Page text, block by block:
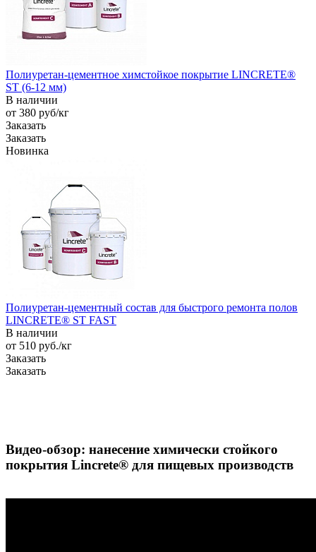
Полиуретан-цементное химстойкое покрытие LINCRETE®
ST (6-12 мм)
В наличии
от 380 руб/кг
Заказать
Заказать
Новинка
Полиуретан-цементный состав для быстрого ремонта полов
LINCRETE® ST FAST
В наличии
от 510 руб./кг
Заказать
Заказать
Видео-обзор: нанесение химически стойкого
покрытия Lincrete®️ для пищевых производств